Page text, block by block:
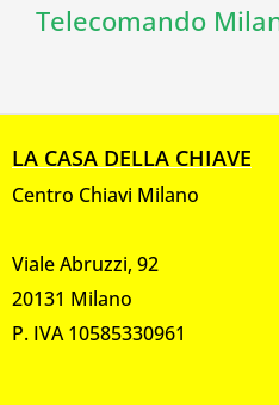
Telecomando
LA CASA DELLA CHIAVE
Centro Chiavi Milano
Viale Abruzzi, 92
20131 Milano
P. IVA 10585330961